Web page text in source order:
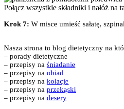
Połącz wszystkie składniki i nałóż na
Krok 7: W misce umieść sałatę,
Nasza strona to blog dietetyczny na
– porady dietetyczne
– przepisy na śniadanie
– przepisy na obiad
– przepisy na kolacje
– przepisy na przekąski
– przepisy na desery